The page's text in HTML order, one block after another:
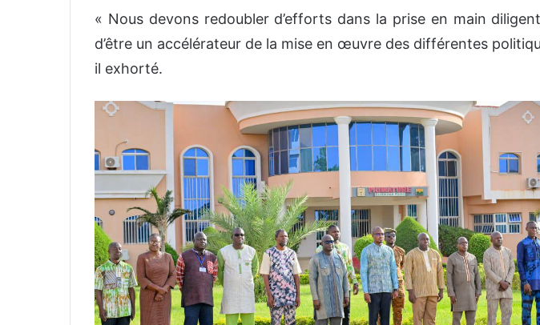
‎« Nous devons redoubler d’efforts dans la prise en main
d’être un accélérateur de la mise en œuvre des différentes
il exhorté.